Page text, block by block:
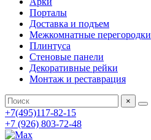
Порталы
Доставка и подъем
Межкомнатные перегородки
Плинтуса
Стеновые панели
Декоративные рейки
Монтаж и реставрация
×
+7(495)117-82-15
+7 (926) 803-72-48